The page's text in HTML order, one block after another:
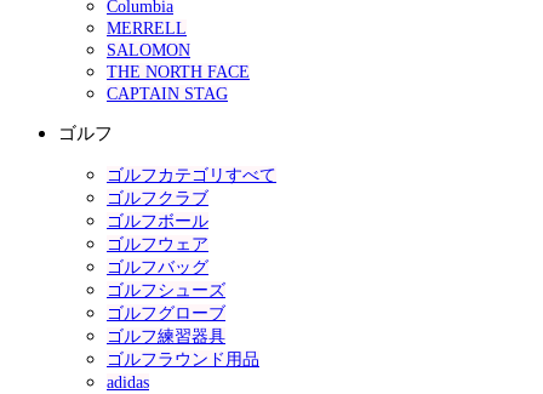
Columbia
MERRELL
SALOMON
THE NORTH FACE
CAPTAIN STAG
ゴルフ
ゴルフカテゴリすべて
ゴルフクラブ
ゴルフボール
ゴルフウェア
ゴルフバッグ
ゴルフシューズ
ゴルフグローブ
ゴルフ練習器具
ゴルフラウンド用品
adidas